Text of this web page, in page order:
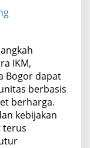
IKM,
Bogor dapat
berbasis
berharga.
kebijakan
terus